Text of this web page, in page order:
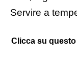
Servire a
Clicca su